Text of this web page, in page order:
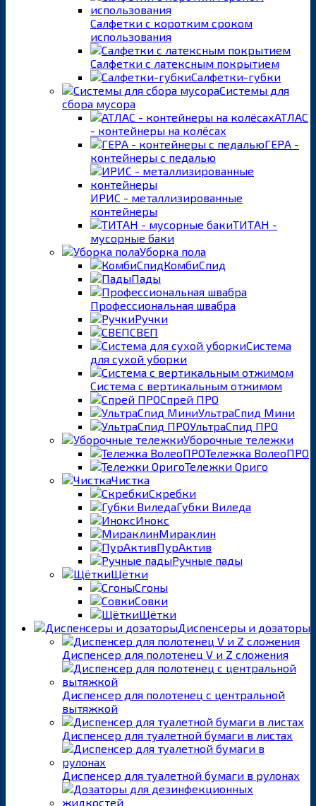
Салфетки с коротким сроком
использования
Салфетки с латексным покрытием
Салфетки-губки
Системы для
сбора мусора
АТЛАС
- контейнеры на колёсах
ГЕРА -
контейнеры с педалью
ИРИС - металлизированные
контейнеры
ТИТАН -
мусорные баки
Уборка пола
КомбиСпид
Пады
Профессиональная швабра
Ручки
СВЕП
Система
для сухой уборки
Система с вертикальным отжимом
Спрей ПРО
УльтраСпид Мини
УльтраСпид ПРО
Уборочные тележки
Тележка ВолеоПРО
Тележки Ориго
Чистка
Скребки
Губки Виледа
Инокс
Мираклин
ПурАктив
Ручные пады
Щётки
Сгоны
Совки
Щётки
Диспенсеры и дозаторы
Диспенсер для полотенец V и Z сложения
Диспенсер для полотенец с центральной
вытяжкой
Диспенсер для туалетной бумаги в листах
Диспенсер для туалетной бумаги в рулонах